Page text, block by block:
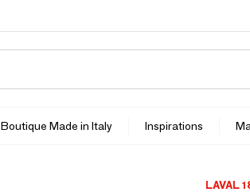
Boutique Made in Italy Inspirations
LAVAL